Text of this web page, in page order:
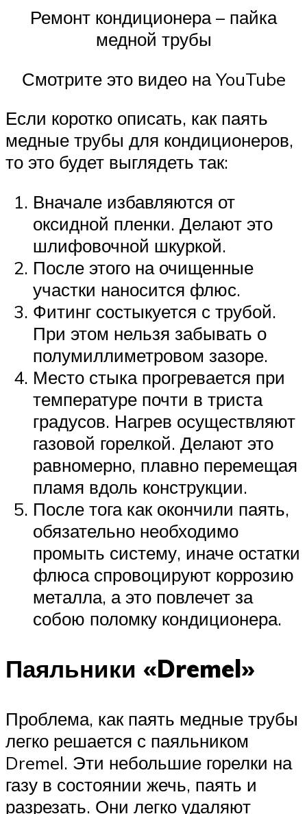
Ремонт кондиционера – пайка
медной трубы
Смотрите это видео на YouTube
Если коротко описать, как паять
медные трубы для кондиционеров,
то это будет выглядеть так:
Вначале избавляются от
оксидной пленки. Делают это
шлифовочной шкуркой.
После этого на очищенные
участки наносится флюс.
Фитинг состыкуется с трубой.
При этом нельзя забывать о
полумиллиметровом зазоре.
Место стыка прогревается при
температуре почти в триста
градусов. Нагрев осуществляют
газовой горелкой. Делают это
равномерно, плавно перемещая
пламя вдоль конструкции.
После тога как окончили паять,
обязательно необходимо
промыть систему, иначе остатки
флюса спровоцируют коррозию
металла, а это повлечет за
собою поломку кондиционера.
Паяльники «Dremel»
Проблема, как паять медные трубы
легко решается с паяльником
Dremel. Эти небольшие горелки на
газу в состоянии жечь, паять и
разрезать. Они легко удаляют